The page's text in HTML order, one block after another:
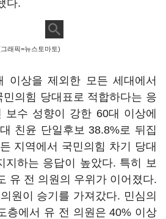
다.
래픽=뉴스토마토)
이상을 제외한 모든 세대에서
의힘 당대표로 적합하다는 응
보수 성향이 강한 60대 이상에
친윤 단일후보 38.8%로 뒤집
지역에서 국민의힘 차기 당대
지하는 응답이 높았다. 특히 보
유 전 의원의 우위가 이어졌다.
원이 승기를 가져갔다. 민심의
층에서 유 전 의원은 40% 이상